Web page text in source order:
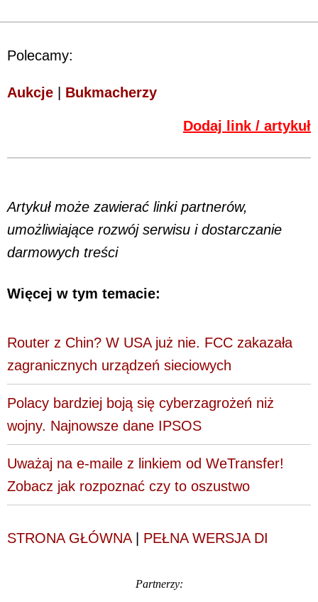
Polecamy:
Aukcje Bukmacherzy
Dodaj link / artykuł
Artykuł może zawierać linki partnerów,
umożliwiające rozwój serwisu i dostarczanie
darmowych treści
Więcej w tym temacie:
Router z Chin? W USA już nie. FCC zakazała
zagranicznych urządzeń sieciowych
Polacy bardziej boją się cyberzagrożeń niż
wojny. Najnowsze dane IPSOS
Uważaj na e-maile z linkiem od WeTransfer!
Zobacz jak rozpoznać czy to oszustwo
STRONA GŁÓWNA| PEŁNA WERSJA DI
Partnerzy: